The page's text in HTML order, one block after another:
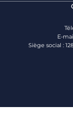
E-
Siège social :